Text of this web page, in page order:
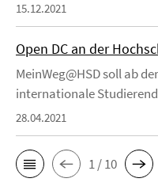
15.12.2021
Open DC an der
MeinWeg@HSD soll ab
internationale
28.04.2021
1 / 10